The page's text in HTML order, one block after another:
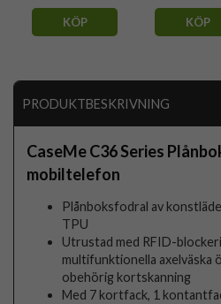
KÖP KÖP
PRODUKTBESKRIVNING
CaseMe C36 Series
mobiltelefon
Plånboksfodral av
TPU
Utrustad med RFID-
multifunktionella axelväska
obehörig kortskanning
Med 7 kortfack, 1